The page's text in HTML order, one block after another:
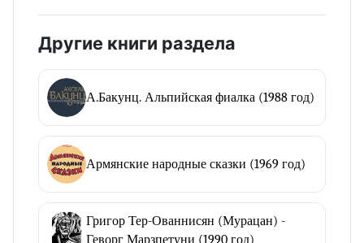
Другие книги раздела
А.Бакунц. Альпийская фиалка (1988 год)
Армянские народные сказки (1969 год)
Григор Тер-Ованнисян (Мурацан) -
Геворг Марзпетуни (1990 год)